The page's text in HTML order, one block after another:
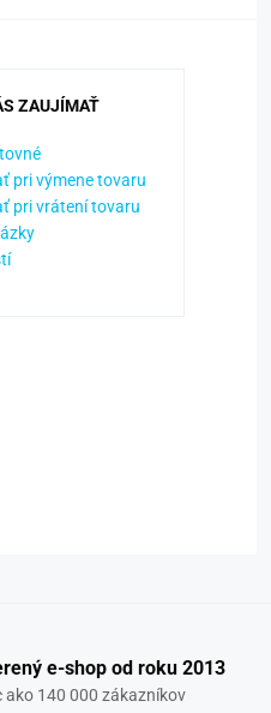
ZAUJÍMAŤ
pri výmene tovaru
pri vrátení tovaru
e-shop od roku 2013
ako 140 000 zákazníkov